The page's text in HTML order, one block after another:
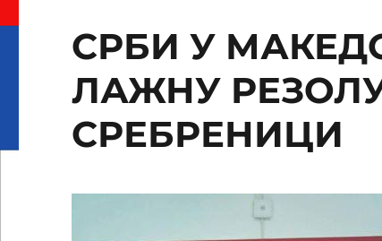
СРБИ У
ЛАЖНУ
СРЕБРЕНИЦИ